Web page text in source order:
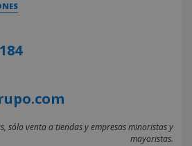
sólo venta a tiendas y empresas minoristas y
mayoristas.